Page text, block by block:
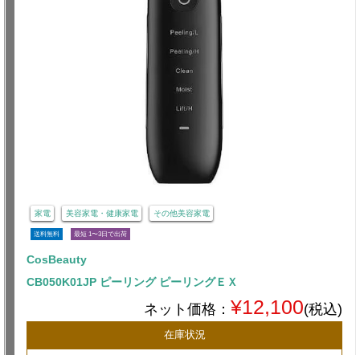
家電 美容家電・健康家電 その他美容家電
送料無料 最短 1〜3日で出荷
CosBeauty
CB050K01JP ピーリング ピーリングＥＸ
ネット価格： ¥12,100(税込)
在庫状況